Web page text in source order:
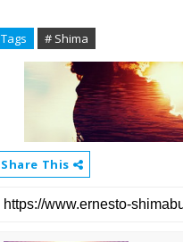
Tags # Shima
Share This